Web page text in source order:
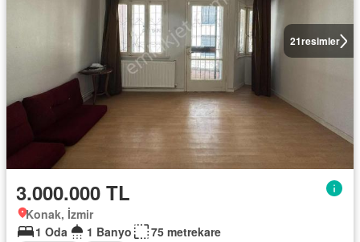
21resimler
3.000.000 TL
Konak, İzmir
1 Oda
1 Banyo
75 metrekare